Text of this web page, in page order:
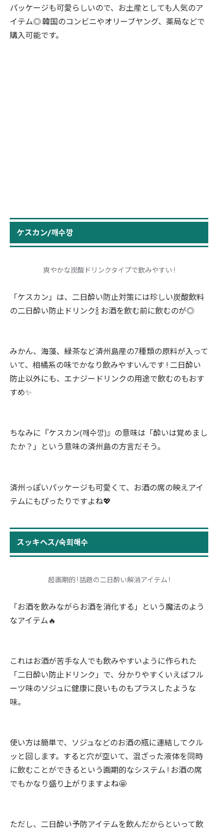
パッケージも可愛らしいので、お土産としても人気のア
イテム◎ 韓国のコンビニやオリーブヤング、薬局などで
購入可能です。
ケスカン/깨수깡
爽やかな炭酸ドリンクタイプで飲みやすい !
「ケスカン」は、二日酔い防止対策には珍しい炭酸飲料
の二日酔い防止ドリンク🍾 お酒を飲む前に飲むのが◎
みかん、海藻、緑茶など済州島産の7種類の原料が入って
いて、相橘系の味でかなり飲みやすいんです ! 二日酔い
防止以外にも、エナジードリンクの用途で飲むのもおす
すめ✨
ちなみに『ケスカン(깨수깡)』の意味は「酔いは覚めまし
たか？」という意味の済州島の方言だそう。
済州っぽいパッケージも可愛くて、お酒の席の映えアイ
テムにもぴったりですよね💖
スッキヘス/숙희해수
超画期的 ! 話題の二日酔い解消アイテム !
「お酒を飲みながらお酒を消化する」という魔法のよう
なアイテム🔥
これはお酒が苦手な人でも飲みやすいように作られた
「二日酔い防止ドリンク」で、分かりやすくいえばフル
ーツ味のソジュに健康に良いものもプラスしたような
味。
使い方は簡単で、ソジュなどのお酒の瓶に連結してクル
ッと回します。すると穴が空いて、混ざった液体を同時
に飲むことができるという画期的なシステム ! お酒の席
でもかなり盛り上がりますよね🤩
ただし、二日酔い予防アイテムを飲んだからといって飲